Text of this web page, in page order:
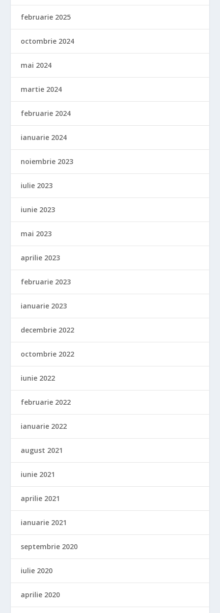
februarie 2025
octombrie 2024
mai 2024
martie 2024
februarie 2024
ianuarie 2024
noiembrie 2023
iulie 2023
iunie 2023
mai 2023
aprilie 2023
februarie 2023
ianuarie 2023
decembrie 2022
octombrie 2022
iunie 2022
februarie 2022
ianuarie 2022
august 2021
iunie 2021
aprilie 2021
ianuarie 2021
septembrie 2020
iulie 2020
aprilie 2020